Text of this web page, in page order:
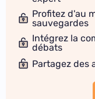
Profitez d'au
sauvegardes
Intégrez la
débats
Partagez des